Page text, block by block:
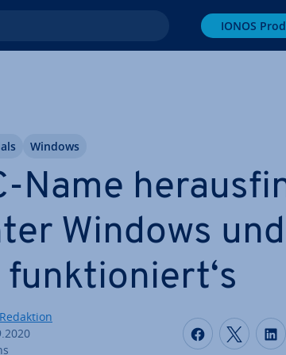
IONOS
Name
Windows
funk­tio­niert‘s
Auf Auf
Windows